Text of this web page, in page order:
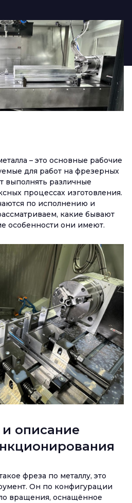
– это основные рабочие
для работ на фрезерных
выполнять различные
процессах изготовления.
по исполнению и
какие бывают
особенности они имеют.
и описание
фреза по металлу, это
Он по конфигурации
вращения, оснащённое